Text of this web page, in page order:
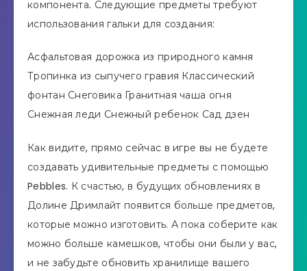
компонента. Следующие предметы требуют
использования гальки для создания:
Асфальтовая дорожка из природного камня
Тропинка из сыпучего гравия Классический
фонтан Снеговика Гранитная чаша огня
Снежная леди Снежный ребенок Сад дзен
Как видите, прямо сейчас в игре вы не будете
создавать удивительные предметы с помощью
Pebbles. К счастью, в будущих обновлениях в
Долине Дримлайт появится больше предметов,
которые можно изготовить. А пока соберите как
можно больше камешков, чтобы они были у вас,
и не забудьте обновить хранилище вашего